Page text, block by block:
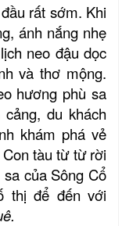
rất sớm. Khi
ánh nắng nhẹ
neo đậu dọc
và thơ mộng.
hương phù sa
du khách
khám phá vẻ
tàu từ từ rời
của Sông Cổ
thị để đến với